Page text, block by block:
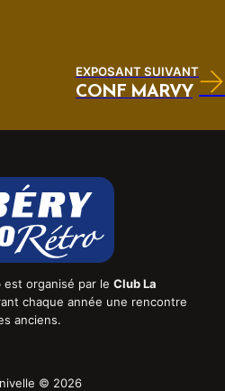
EXPOSANT SUIVANT
CONF MARVY
est organisé par le Club La
chaque année une rencontre
anciens.
© 2026